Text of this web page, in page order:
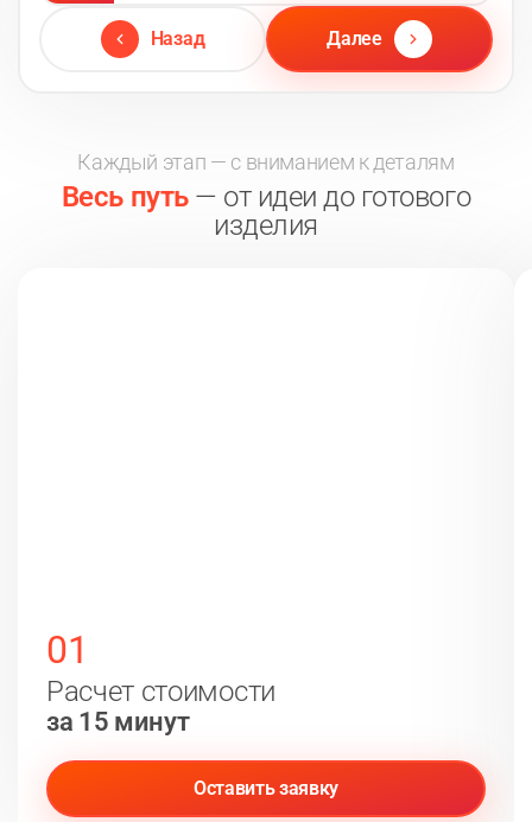
Назад Далее
Каждый этап — с вниманием к деталям
Весь путь— от идеи до готового
изделия
01
Расчет стоимости
за 15 минут
Оставить заявку